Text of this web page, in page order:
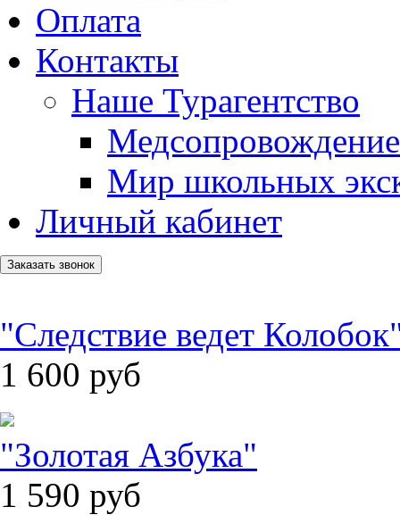
Оплата
Контакты
Наше Турагентство
Медсопровождение
Мир школьных
Личный кабинет
Заказать звонок
"Следствие ведет
1 600 руб
"Золотая Азбука"
1 590 руб